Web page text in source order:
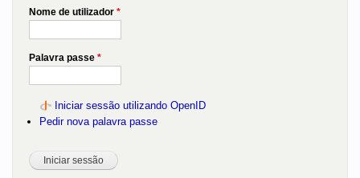
Nome de utilizador *
Palavra passe *
Iniciar sessão utilizando OpenID
Pedir nova palavra passe